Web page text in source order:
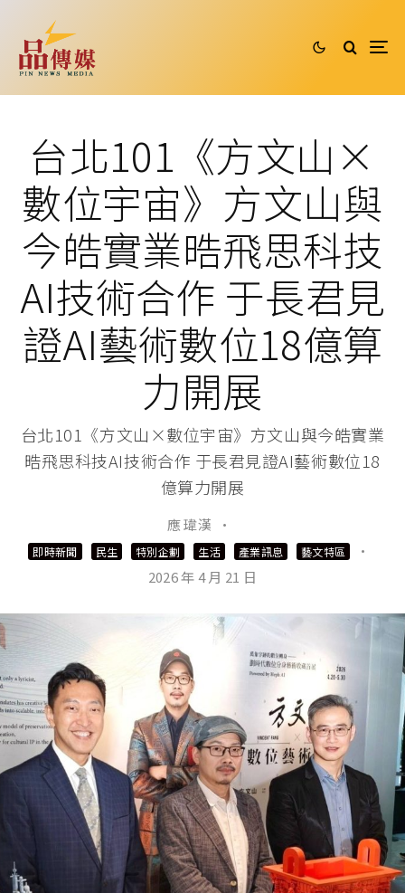
台北101《方文山×
數位宇宙》方文山與
今皓實業晧飛思科技
AI技術合作 于長君見
證AI藝術數位18億算
力開展
台北101《方文山×數位宇宙》方文山與今皓實業
晧飛思科技AI技術合作 于長君見證AI藝術數位18
億算力開展
應 瑋漢 ·
即時新聞 民生 特別企劃 生活 產業訊息 藝文特區
·
2026 年 4 月 21 日